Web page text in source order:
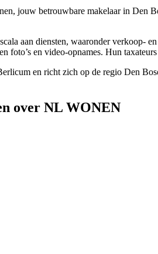
jouw betrouwbare makelaar in Den
aan diensten, waaronder verkoop-
foto’s en video-opnames. Hun
en richt zich op de regio Den
over NL WONEN